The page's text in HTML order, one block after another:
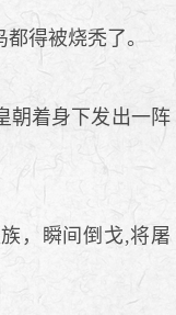
得被烧秃了。
着身下发出一阵
，瞬间倒戈,将屠